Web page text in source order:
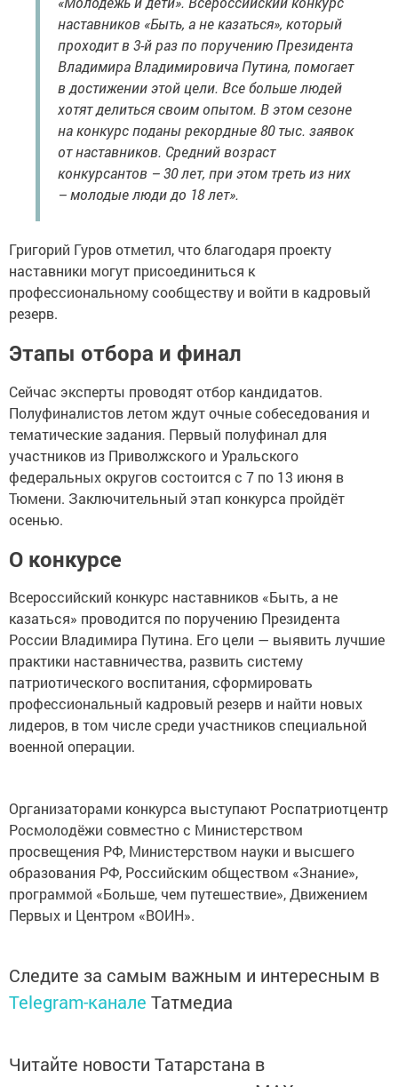
наставников «Быть, а не казаться», который
проходит в 3-й раз по поручению Президента
Владимира Владимировича Путина, помогает
в достижении этой цели. Все больше людей
хотят делиться своим опытом. В этом сезоне
на конкурс поданы рекордные 80 тыс. заявок
от наставников. Средний возраст
конкурсантов – 30 лет, при этом треть из них
– молодые люди до 18 лет».
Григорий Гуров отметил, что благодаря проекту
наставники могут присоединиться к
профессиональному сообществу и войти в кадровый
резерв.
Этапы отбора и финал
Сейчас эксперты проводят отбор кандидатов.
Полуфиналистов летом ждут очные собеседования и
тематические задания. Первый полуфинал для
участников из Приволжского и Уральского
федеральных округов состоится с 7 по 13 июня в
Тюмени. Заключительный этап конкурса пройдёт
осенью.
О конкурсе
Всероссийский конкурс наставников «Быть, а не
казаться» проводится по поручению Президента
России Владимира Путина. Его цели — выявить лучшие
практики наставничества, развить систему
патриотического воспитания, сформировать
профессиональный кадровый резерв и найти новых
лидеров, в том числе среди участников специальной
военной операции.
Организаторами конкурса выступают Роспатриотцентр
Росмолодёжи совместно с Министерством
просвещения РФ, Министерством науки и высшего
образования РФ, Российским обществом «Знание»,
программой «Больше, чем путешествие», Движением
Первых и Центром «ВОИН».
Следите за самым важным и интересным в
Telegram-канале Татмедиа
Читайте новости Татарстана в